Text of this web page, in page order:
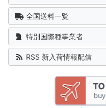
全国送料一覧
特別国際種事業者
RSS 新入荷情報配信